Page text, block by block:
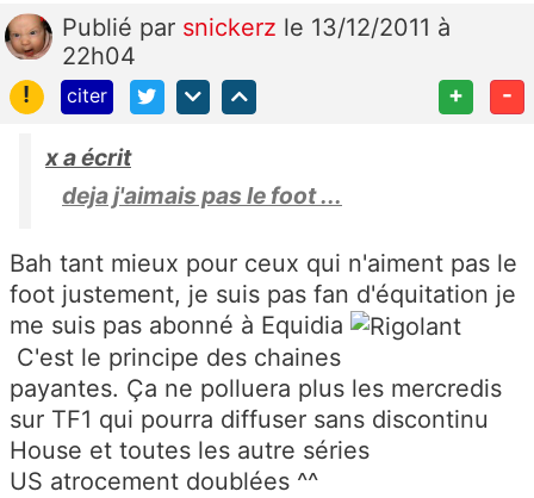
Publié par snickerz le 13/12/2011 à
22h04
!
citer + -
x a écrit
deja j'aimais pas le foot ...
Bah tant mieux pour ceux qui n'aiment pas le
foot justement, je suis pas fan d'équitation je
me suis pas abonné à Equidia
C'est le principe des chaines
payantes. Ça ne polluera plus les mercredis
sur TF1 qui pourra diffuser sans discontinu
House et toutes les autre séries
US atrocement doublées ^^